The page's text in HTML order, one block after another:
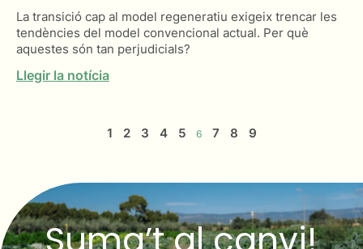
La transició cap al model regeneratiu exigeix trencar les
tendències del model convencional actual. Per què
aquestes són tan perjudicials?
Llegir la notícia
1 2 3 4 5 6 7 8 9